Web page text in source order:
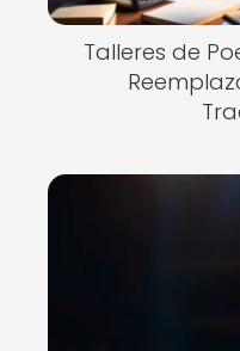
Talleres de